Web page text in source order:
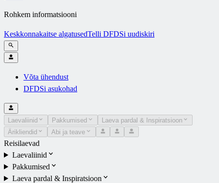
Rohkem informatsiooni
Keskkonnakaitse algatusedTelli DFDSi uudiskiri
Võta ühendust
DFDSi asukohad
Laevaliinid Pakkumised
Laeva pardal & Inspiratsioon
Ärikliendid
Abi ja teave
Reisilaevad
Laevaliinid
Pakkumised
Laeva pardal & Inspiratsioon